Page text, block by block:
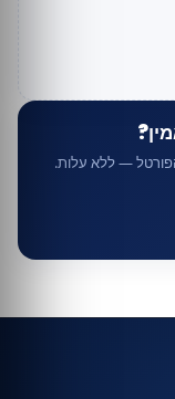
— ללא עלות.